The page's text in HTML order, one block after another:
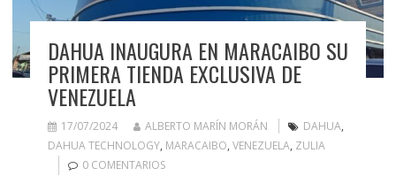
DAHUA INAUGURA EN MARACAIBO SU
PRIMERA TIENDA EXCLUSIVA DE
VENEZUELA
17/07/2024 ALBERTO MARÍN MORÁN DAHUA,
DAHUA TECHNOLOGY, MARACAIBO, VENEZUELA, ZULIA
0 COMENTARIOS